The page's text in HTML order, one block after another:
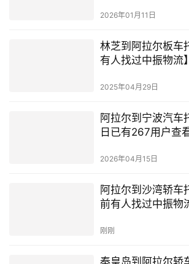
2026年01月11日
林芝到阿拉尔板车
有人找过中振物流】
2025年04月29日
阿拉尔到宁波汽车
日已有267用户查
2026年04月15日
阿拉尔到沙湾轿车
前有人找过中振物
刚刚